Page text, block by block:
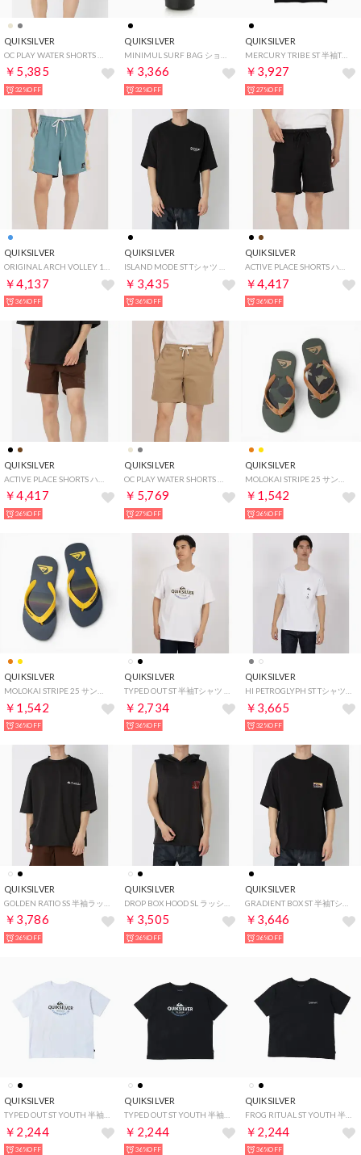
QUIKSILVER
￥5,385
32%OFF
QUIKSILVER
￥3,366
32%OFF
QUIKSILVER
MERCURY TRIBE ST 半袖Tシャツ （ブラック）
￥3,927
27%OFF
QUIKSILVER
ORIGINAL ARCH VOLLEY 17NB ボードショーツ 【返品不可商品】 （ブルー）
￥4,137
36%OFF
QUIKSILVER
ISLAND MODE ST Tシャツ 半袖Tシャツ （ブラック）
￥3,435
36%OFF
QUIKSILVER
ACTIVE PLACE SHORTS ハーフパンツ （ブラック）
￥4,417
36%OFF
QUIKSILVER
￥4,417
36%OFF
QUIKSILVER
￥5,769
27%OFF
QUIKSILVER
￥1,542
36%OFF
QUIKSILVER
MOLOKAI STRIPE 25 サンダル （イエロー）
￥1,542
36%OFF
QUIKSILVER
TYPED OUT ST 半袖Tシャツ （ホワイト）
￥2,734
36%OFF
QUIKSILVER
HI PETROGLYPH ST Tシャツ 半袖Tシャツ （ホワイト）
￥3,665
32%OFF
QUIKSILVER
￥3,786
36%OFF
QUIKSILVER
￥3,505
36%OFF
QUIKSILVER
￥3,646
36%OFF
QUIKSILVER
TYPED OUT ST YOUTH 半袖Tシャツ （ホワイト）
￥2,244
36%OFF
QUIKSILVER
TYPED OUT ST YOUTH 半袖Tシャツ （ブラック）
￥2,244
36%OFF
QUIKSILVER
FROG RITUAL ST YOUTH 半袖Tシャツ （ブラック）
￥2,244
36%OFF